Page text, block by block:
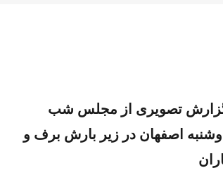
تصویری از مجلس شب
اصفهان در زیر بارش برف و